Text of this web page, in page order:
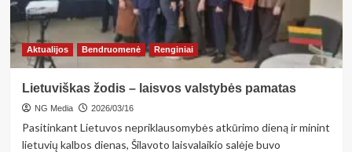
Aktualijos Bendruomenė Renginiai
Lietuviškas žodis – laisvos valstybės pamatas
NG Media 2026/03/16
Pasitinkant Lietuvos nepriklausomybės atkūrimo dieną ir minint
lietuvių kalbos dienas, Šilavoto laisvalaikio salėje buvo